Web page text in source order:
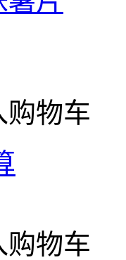
购物车
购物车